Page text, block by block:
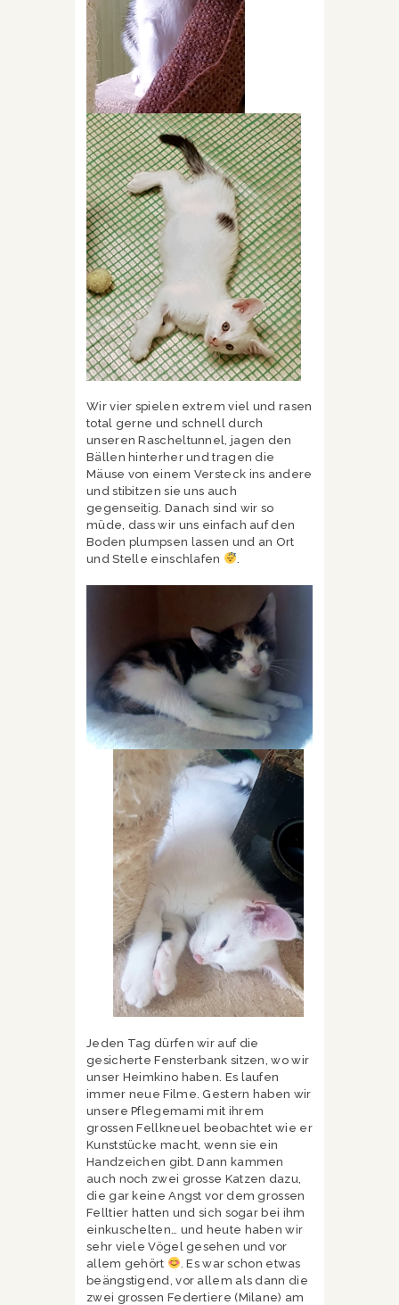
Wir vier spielen extrem viel und rasen
total gerne und schnell durch
unseren Rascheltunnel, jagen den
Bällen hinterher und tragen die
Mäuse von einem Versteck ins andere
und stibitzen sie uns auch
gegenseitig. Danach sind wir so
müde, dass wir uns einfach auf den
Boden plumpsen lassen und an Ort
und Stelle einschlafen
.
Jeden Tag dürfen wir auf die
gesicherte Fensterbank sitzen, wo wir
unser Heimkino haben. Es laufen
immer neue Filme. Gestern haben wir
unsere Pflegemami mit ihrem
grossen Fellkneuel beobachtet wie er
Kunststücke macht, wenn sie ein
Handzeichen gibt. Dann kammen
auch noch zwei grosse Katzen dazu,
die gar keine Angst vor dem grossen
Felltier hatten und sich sogar bei ihm
einkuschelten… und heute haben wir
sehr viele Vögel gesehen und vor
allem gehört
. Es war schon etwas
beängstigend, vor allem als dann die
zwei grossen Federtiere (Milane) am